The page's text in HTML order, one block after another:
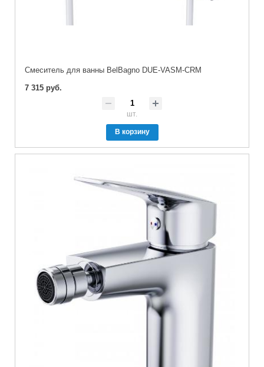
Смеситель для ванны BelBagno DUE-VASM-CRM
7 315 руб.
шт.
В корзину